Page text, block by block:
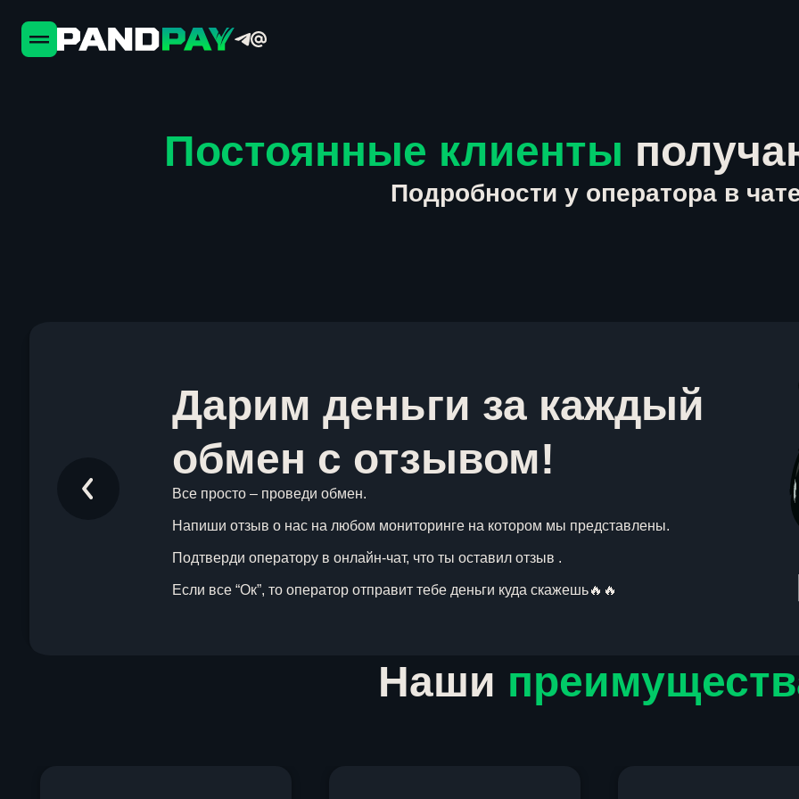
Постоянные клиенты
Подробности у оператора в
Дарим деньги за каждый
обмен с отзывом!
Все просто – проведи обмен.
Напиши отзыв о нас на любом мониторинге на котором мы представлены.
Подтверди оператору в онлайн-чат, что ты оставил отзыв .
Если все “Ок”, то оператор отправит тебе деньги куда скажешь🔥🔥
Наши